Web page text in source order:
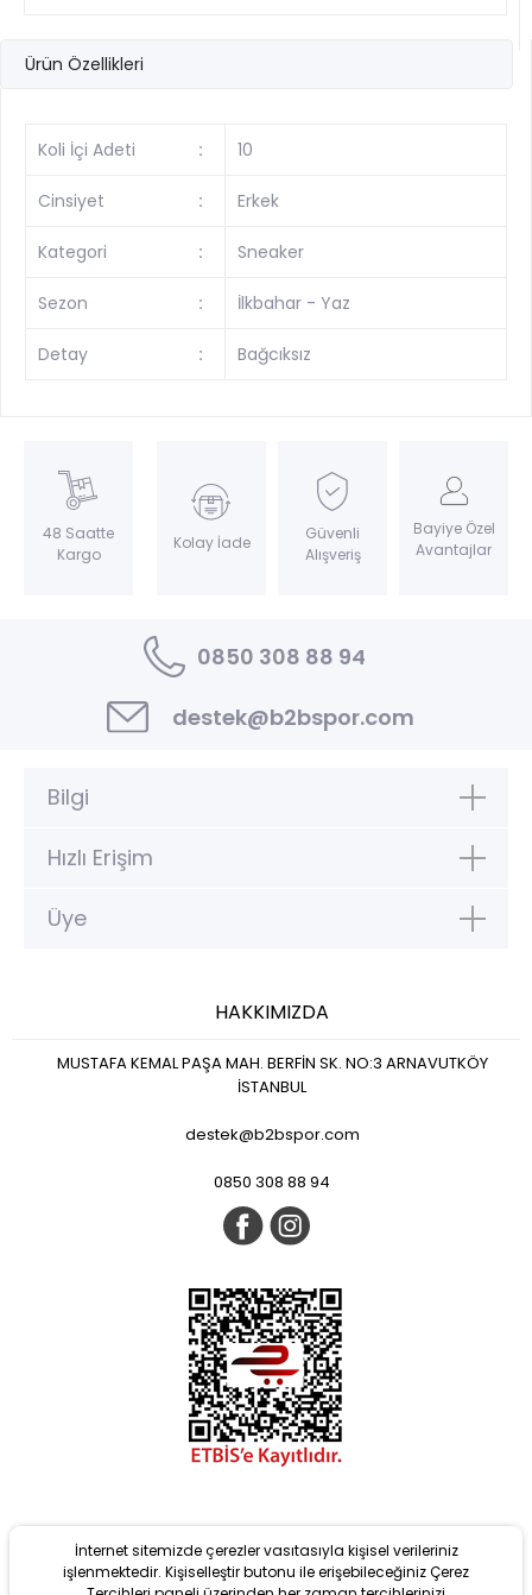
Ürün Özellikleri
Koli İçi Adeti : 10
Cinsiyet : Erkek
Kategori : Sneaker
Sezon : İlkbahar - Yaz
Detay : Bağcıksız
48 Saatte
Kargo
Kolay İade
Güvenli
Alışveriş
Bayiye Özel
Avantajlar
0850 308 88 94
destek@b2bspor.com
Bilgi
Hızlı Erişim
Üye
HAKKIMIZDA
MUSTAFA KEMAL PAŞA MAH. BERFİN SK. NO:3 ARNAVUTKÖY
İSTANBUL
destek@b2bspor.com
0850 308 88 94
İnternet sitemizde çerezler vasıtasıyla kişisel verileriniz
işlenmektedir. Kişiselleştir butonu ile erişebileceğiniz Çerez